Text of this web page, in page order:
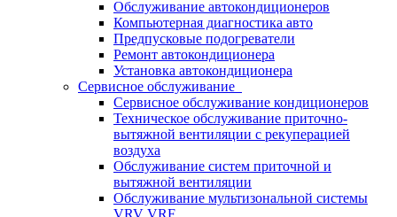
Обслуживание автокондиционеров
Компьютерная диагностика авто
Предпусковые подогреватели
Ремонт автокондиционера
Установка автокондиционера
Сервисное обслуживание
Сервисное обслуживание кондиционеров
Техническое обслуживание приточно-
вытяжной вентиляции с рекуперацией
воздуха
Обслуживание систем приточной и
вытяжной вентиляции
Обслуживание мультизональной системы
VRV VRF